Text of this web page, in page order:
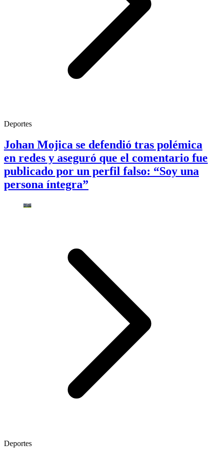
Deportes
Johan Mojica se defendió tras polémica
en redes y aseguró que el comentario fue
publicado por un perfil falso: “Soy una
persona íntegra”
Deportes